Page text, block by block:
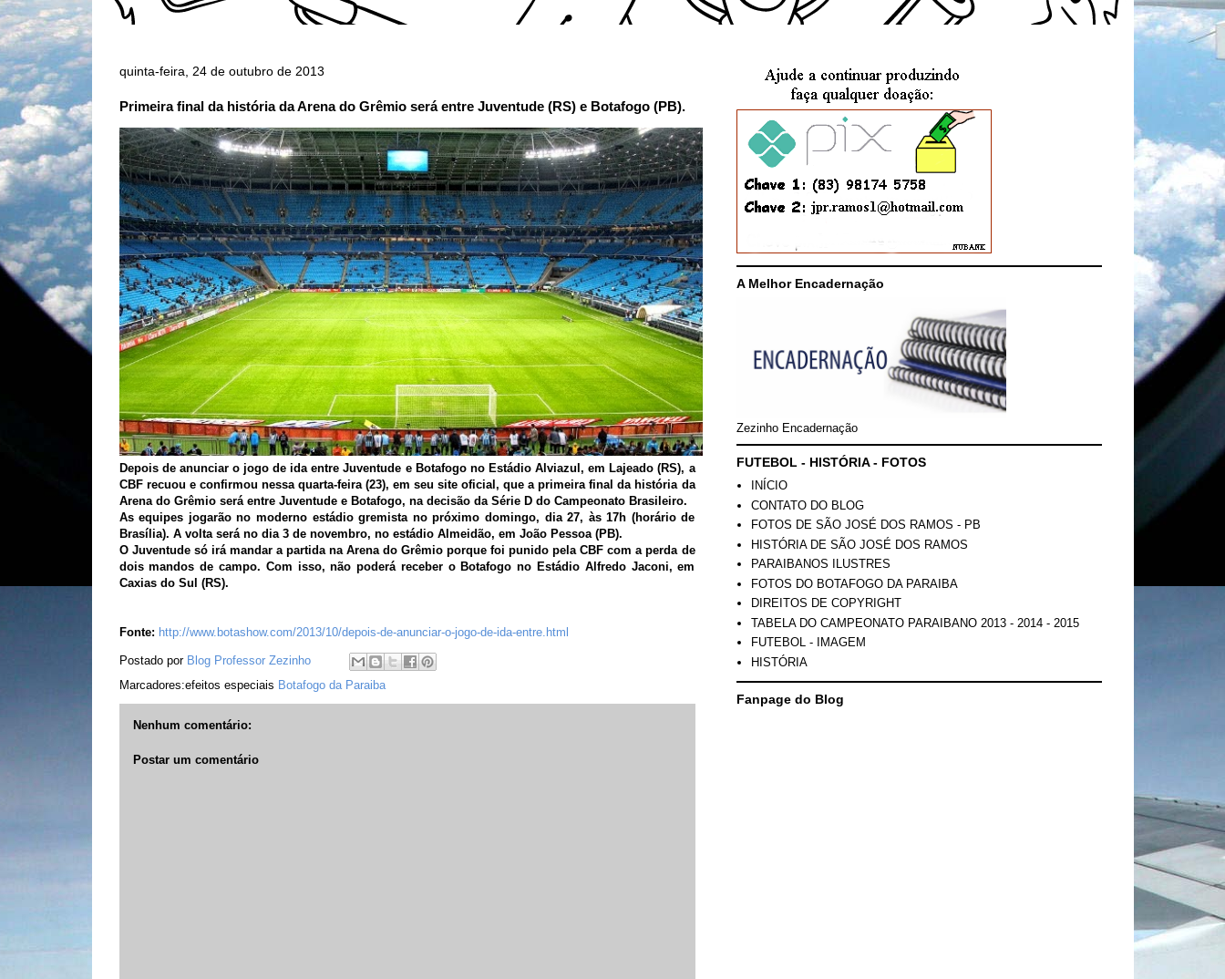
quinta-feira, 24 de outubro de 2013
Primeira final da história da Arena do Grêmio será entre Juventude (RS) e Botafogo (PB).
Depois de anunciar o jogo de ida entre Juventude e Botafogo no Estádio Alviazul, em Lajeado (RS), a
CBF recuou e confirmou nessa quarta-feira (23), em seu site oficial, que a primeira final da história da
Arena do Grêmio será entre Juventude e Botafogo, na decisão da Série D do Campeonato Brasileiro.
As equipes jogarão no moderno estádio gremista no próximo domingo, dia 27, às 17h (horário de
Brasília). A volta será no dia 3 de novembro, no estádio Almeidão, em João Pessoa (PB).
O Juventude só irá mandar a partida na Arena do Grêmio porque foi punido pela CBF com a perda de
dois mandos de campo. Com isso, não poderá receber o Botafogo no Estádio Alfredo Jaconi, em
Caxias do Sul (RS).
Fonte: http://www.botashow.com/2013/10/depois-de-anunciar-o-jogo-de-ida-entre.html
Postado por Blog Professor Zezinho
Marcadores:efeitos especiais Botafogo da Paraiba
Nenhum comentário:
Postar um comentário
A Melhor Encadernação
Zezinho Encadernação
FUTEBOL - HISTÓRIA - FOTOS
INÍCIO
CONTATO DO BLOG
FOTOS DE SÃO JOSÉ DOS RAMOS - PB
HISTÓRIA DE SÃO JOSÉ DOS RAMOS
PARAIBANOS ILUSTRES
FOTOS DO BOTAFOGO DA PARAIBA
DIREITOS DE COPYRIGHT
TABELA DO CAMPEONATO PARAIBANO 2013 - 2014 - 2015
FUTEBOL - IMAGEM
HISTÓRIA
Fanpage do Blog